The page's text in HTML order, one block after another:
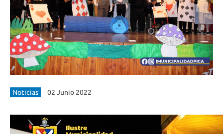
Noticias 02 Junio 2022